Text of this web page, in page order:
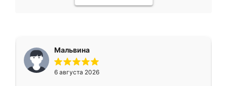
Мальвина
6 августа 2026